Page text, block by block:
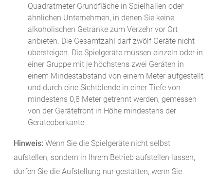
Quadratmeter Grundfläche in Spielhallen oder
ähnlichen Unternehmen, in denen Sie keine
alkoholischen Getränke zum Verzehr vor Ort
anbieten. Die Gesamtzahl darf zwölf Geräte nicht
übersteigen. Die Spielgeräte müssen einzeln oder in
einer Gruppe mit je höchstens zwei Geräten in
einem Mindestabstand von einem Meter aufgestellt
und durch eine Sichtblende in einer Tiefe von
mindestens 0,8 Meter getrennt werden, gemessen
von der Gerätefront in Höhe mindestens der
Geräteoberkante.
Hinweis: Wenn Sie die Spielgeräte nicht selbst
aufstellen, sondern in Ihrem Betrieb aufstellen lassen,
dürfen Sie die Aufstellung nur gestatten, wenn Sie